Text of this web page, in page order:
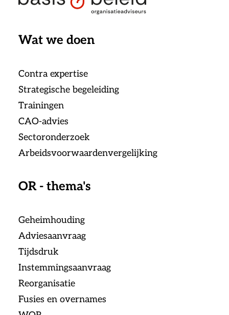
Wat we doen
Contra expertise
Strategische begeleiding
Trainingen
CAO-advies
Sectoronderzoek
Arbeidsvoorwaardenvergelijking
OR - thema's
Geheimhouding
Adviesaanvraag
Tijdsdruk
Instemmingsaanvraag
Reorganisatie
Fusies en overnames